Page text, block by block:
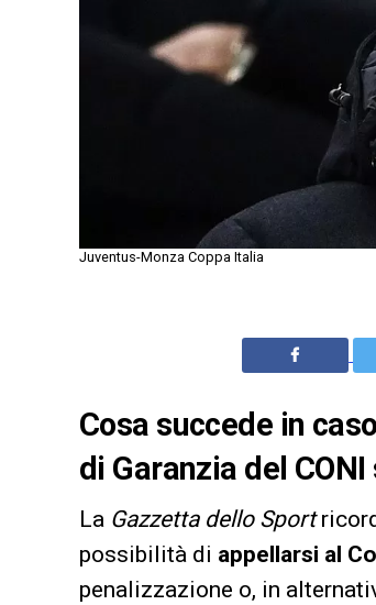
Juventus-Monza Coppa Italia
Cosa succede in
di Garanzia del
La Gazzetta dello Sport
possibilità di appellarsi al
penalizzazione o, in